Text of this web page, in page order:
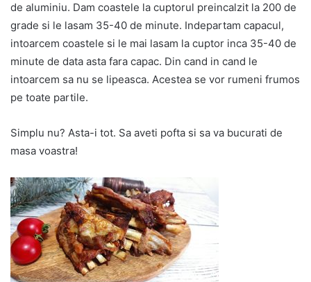
de aluminiu. Dam coastele la cuptorul preincalzit la 200 de
grade si le lasam 35-40 de minute. Indepartam capacul,
intoarcem coastele si le mai lasam la cuptor inca 35-40 de
minute de data asta fara capac. Din cand in cand le
intoarcem sa nu se lipeasca. Acestea se vor rumeni frumos
pe toate partile.
Simplu nu? Asta-i tot. Sa aveti pofta si sa va bucurati de
masa voastra!